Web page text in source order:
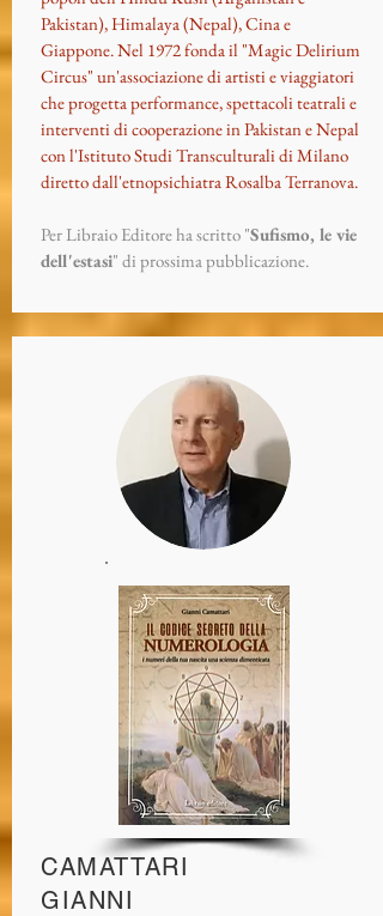
Pakistan), Himalaya (Nepal), Cina e
Giappone. Nel 1972 fonda il "Magic Delirium
Circus" un'associazione di artisti e viaggiatori
che progetta performance, spettacoli teatrali e
interventi di cooperazione in Pakistan e Nepal
con l'Istituto Studi Transculturali di Milano
diretto dall'etnopsichiatra Rosalba Terranova.
Per Libraio Editore ha scritto "Sufismo, le vie
dell'estasi" di prossima pubblicazione.
CAMATTARI
GIANNI